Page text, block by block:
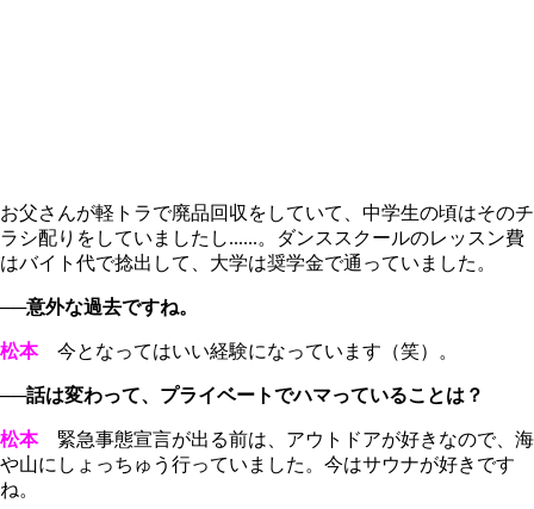
お父さんが軽トラで廃品回収をしていて、中学生の頃はそのチ
ラシ配りをしていましたし......。ダンススクールのレッスン費
はバイト代で捻出して、大学は奨学金で通っていました。
──意外な過去ですね。
松本今となってはいい経験になっています（笑）。
──話は変わって、プライベートでハマっていることは？
松本緊急事態宣言が出る前は、アウトドアが好きなので、海
や山にしょっちゅう行っていました。今はサウナが好きです
ね。